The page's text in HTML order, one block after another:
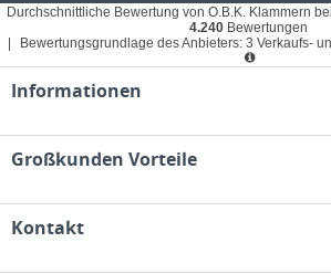
Durchschnittliche Bewertung von O.B.K. Klammern
4.240 Bewertungen
Bewertungsgrundlage des Anbieters: 3 Verkaufs-
Informationen
Großkunden Vorteile
Kontakt